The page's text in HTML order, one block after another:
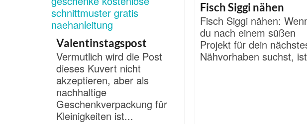
Valentinstagspost
Vermutlich wird die Post
dieses Kuvert nicht
akzeptieren, aber als
nachhaltige
Geschenkverpackung für
Kleinigkeiten ist...
Fisch Siggi nähen
Fisch Siggi nähen:
du nach einem süßen
Projekt für dein
Nähvorhaben suchst,